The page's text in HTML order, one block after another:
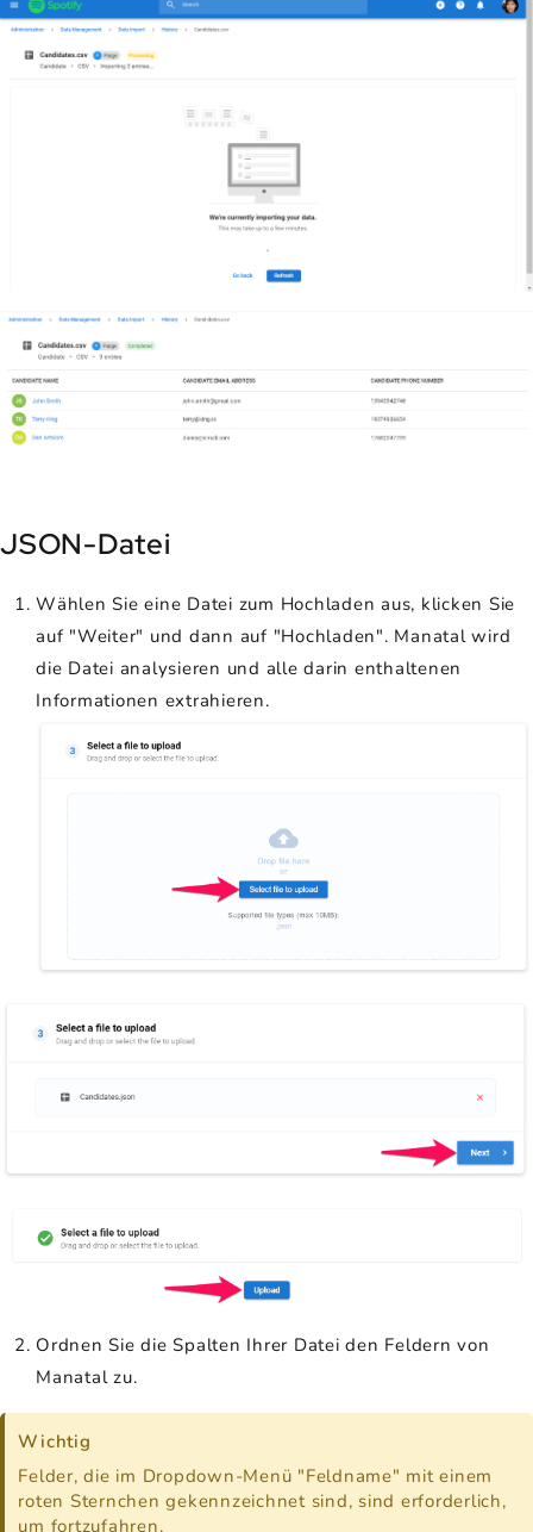
JSON-Datei
Wählen Sie eine Datei zum Hochladen aus, klicken Sie
auf "Weiter" und dann auf "Hochladen". Manatal wird
die Datei analysieren und alle darin enthaltenen
Informationen extrahieren.
Ordnen Sie die Spalten Ihrer Datei den Feldern von
Manatal zu.
Wichtig
Felder, die im Dropdown-Menü "Feldname" mit einem
roten Sternchen gekennzeichnet sind, sind erforderlich,
um fortzufahren.